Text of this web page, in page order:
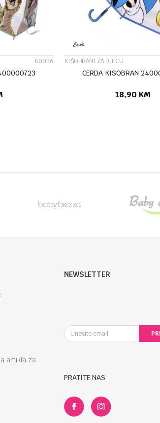
80036 KIŠOBRANI ZA DJECU
CERDA KISOBRAN
18,90 KM
artikla za
NEWSLETTER
PRATITE NAS